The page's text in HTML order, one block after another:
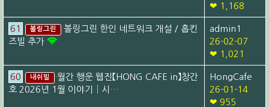
❤ 1,168
61 볼링그린
볼링그린 한인 네트워크 개설 / 홉킨
즈빌 추가
admin1
26-02-07
❤ 1,021
60 내쉬빌
월간 행운 웹진【HONG CAFE in】창간
호 2026년 1월 이야기│시…
HongCafe
26-01-14
❤ 955